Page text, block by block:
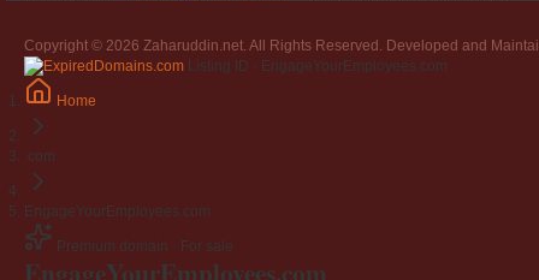
Copyright © 2026 Zaharuddin.net. All Rights Reserved. Developed and
Listing ID · EngageYourEmployees.com
Home
.com
EngageYourEmployees.com
Premium domain · For sale